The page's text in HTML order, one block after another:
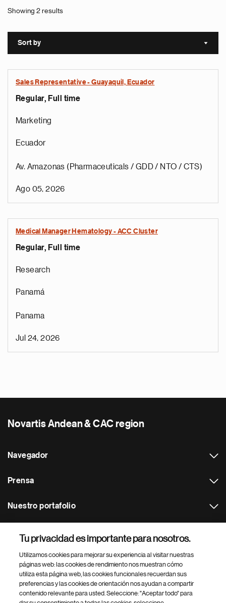
Showing 2 results
Sort by Sort
Sales Representative - Guayaquil, Ecuador
Regular, Full time
Marketing
Ecuador
Av. Amazonas (Pharmaceuticals / GDD / NTO / CTS)
Ago 05, 2026
Medical Manager Hematology - ACC Cluster
Regular, Full time
Research
Panamá
Panama
Jul 24, 2026
Novartis Andean & CAC region
Navegador
Prensa
Nuestro portafolio
Footer Site Search
Tu privacidad es importante para nosotros.
Utilizamos cookies para mejorar su experiencia al visitar nuestras
páginas web: las cookies de rendimiento nos muestran cómo
utiliza esta página web, las cookies funcionales recuerdan sus
preferencias y las cookies de orientación nos ayudan a compartir
contenido relevante para usted. Seleccione: "Aceptar todo" para